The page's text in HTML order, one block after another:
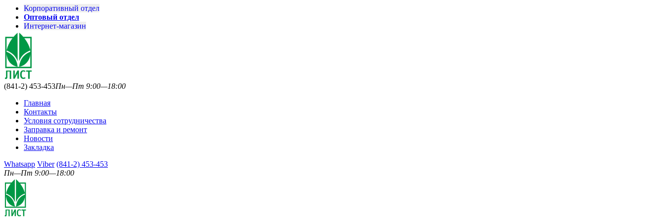
Корпоративный отдел
Оптовый отдел
Интернет-магазин
(841-2) 453-453Пн—Пт 9:00—18:00
Главная
Контакты
Условия сотрудничества
Заправка и ремонт
Новости
Закладка
Whatsapp Viber (841-2) 453-453
Пн—Пт 9:00—18:00